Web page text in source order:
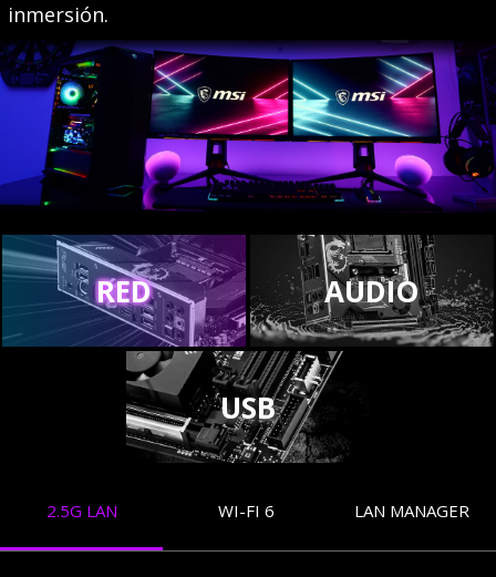
inmersión.
RED AUDIO
USB
2.5G LAN WI-FI 6 LAN MANAGER